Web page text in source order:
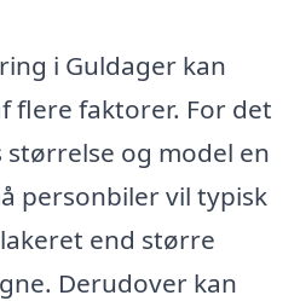
i Guldager kan
flere faktorer. For det
og model en
personbiler vil typisk
end større
Derudover kan